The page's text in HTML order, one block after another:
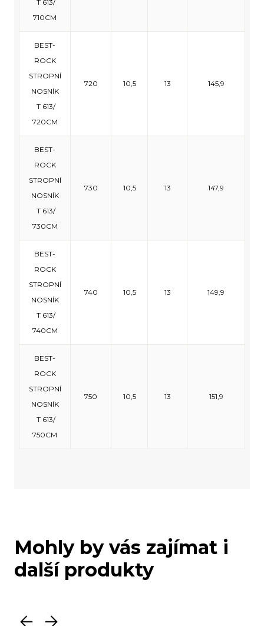
T 613/
710CM
BEST-
ROCK
STROPNÍ
NOSNÍK
T 613/
720CM
720 10,5 13 145,9
BEST-
ROCK
STROPNÍ
NOSNÍK
T 613/
730CM
730 10,5 13 147,9
BEST-
ROCK
STROPNÍ
NOSNÍK
T 613/
740CM
740 10,5 13 149,9
BEST-
ROCK
STROPNÍ
NOSNÍK
T 613/
750CM
750 10,5 13 151,9
Mohly by vás zajímat i
další produkty